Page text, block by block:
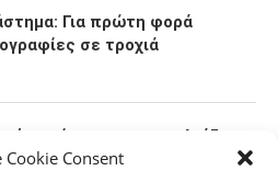
Cookie Consent
Για πρώτη φορά
σε τροχιά
φαίνεται να «αγκαλιάζουν»
Fold8